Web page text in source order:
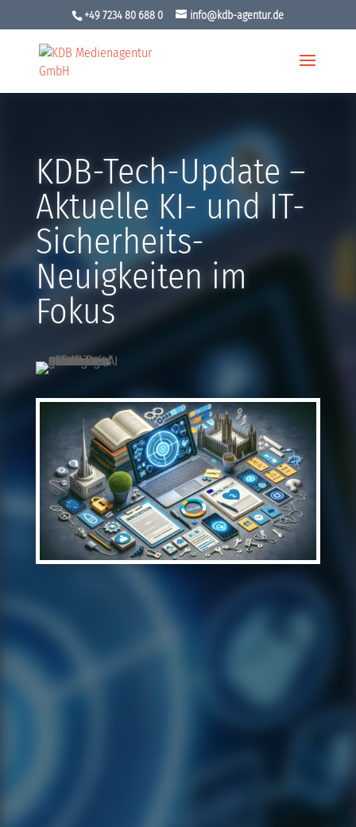
+49 7234 80 688 0 info@kdb-agentur.de
KDB-Tech-Update –
Aktuelle KI- und IT-
Sicherheits-
Neuigkeiten im
Fokus